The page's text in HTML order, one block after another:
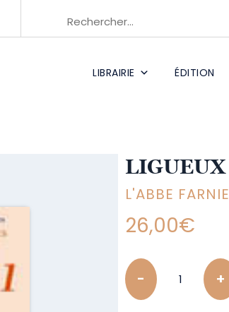
LIBRAIRIE ÉDITION
LIGUEUX
L'ABBE
26,00€
Quantity